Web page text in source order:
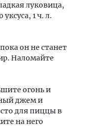
луковица,
1 ч. л.
он не станет
Наломайте
огонь и
джем и
для пиццы в
на него